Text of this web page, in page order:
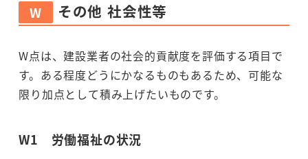
W その他 社会性等
W点は、建設業者の社会的貢献度を評価する項目で
す。ある程度どうにかなるものもあるため、可能な
限り加点として積み上げたいものです。
W1 労働福祉の状況